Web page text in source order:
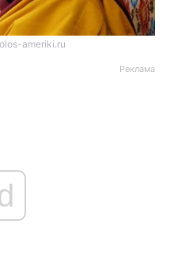
ameriki.ru
Реклама